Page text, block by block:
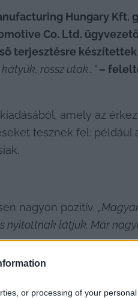
or processing of your
Hungary Kft.
terjesztésre
rossz utak…” –
amely az
tesznek fel: például
nagyon pozitív.
látjuk. Már